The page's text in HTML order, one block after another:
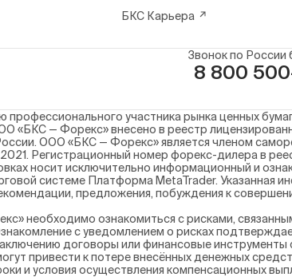
БКС Карьера
Звонок по России
8 800
участника рынка ценных
«БКС — Форекс» внесено в реестр
ООО «БКС — Форекс» является членом
Регистрационный номер форекс-дилера в
носит исключительно информационный и
системе Платформа MetaTrader. Указанная
предложения, побуждения к
необходимо ознакомиться с рисками,
с уведомлением о рисках
договоры или финансовые
привести к потере внесённых денежных
и условия осуществления компенсационных